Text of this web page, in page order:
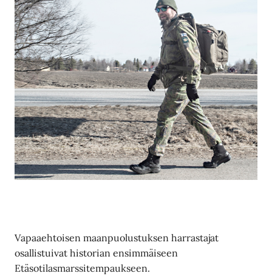
Vapaaehtoisen maanpuolustuksen harrastajat
osallistuivat historian ensimmäiseen
Etäsotilasmarssitempaukseen.